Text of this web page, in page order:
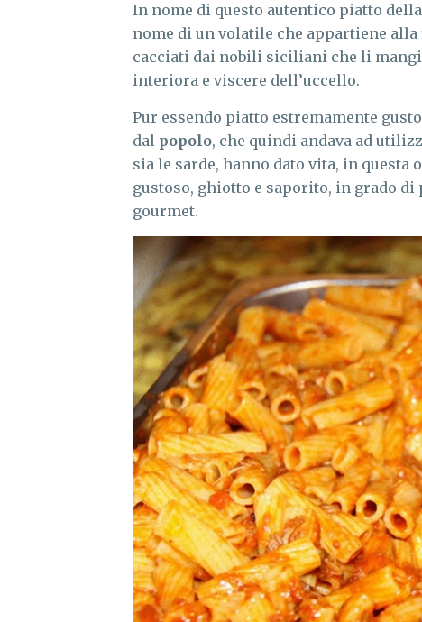
In nome di questo autentico piatto
nome di un volatile che appartiene
cacciati dai nobili siciliani che li
interiora e viscere dell’uccello.
Pur essendo piatto estremamente
dal popolo, che quindi andava ad
sia le sarde, hanno dato vita, in
gustoso, ghiotto e saporito, in grado
gourmet.